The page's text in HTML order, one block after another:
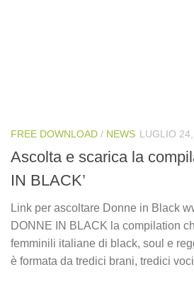
FREE DOWNLOAD / NEWS LUGLIO
Ascolta e scarica la
IN BLACK’
Link per ascoltare Donne in Black
DONNE IN BLACK la compilation
femminili italiane di black, soul e
è formata da tredici brani, tredici